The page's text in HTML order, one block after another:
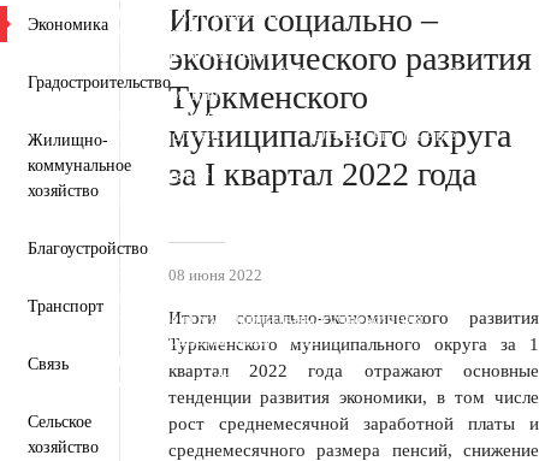
Инвестиционная деятельность
Общественная приемная
Противодействие коррупции
Информация для участников СВО и членов их семей
Полезная информация
Формирование комфортной городской среды
Муниципальная служба
Открытые данные
Открытый бюджет для граждан
Общественный совет
Защита населения и территорий от чрезвычайных
Противодействие экстремизму и терроризму
Государственные и муниципальные учреждения
Перечень пространственных сведений
Персональные данные
Региональный проект "Защитники"
Экономика
Градостроительство
Жилищно-
коммунальное
хозяйство
Благоустройство
Транспорт
Связь
Сельское
хозяйство
Итоги социально –
экономического развития
Туркменского
муниципального округа
за I квартал 2022 года
08 июня 2022
Итоги социально-экономического развития
Туркменского муниципального округа за 1
квартал 2022 года отражают основные
тенденции развития экономики, в том числе
рост среднемесячной заработной платы и
среднемесячного размера пенсий, снижение